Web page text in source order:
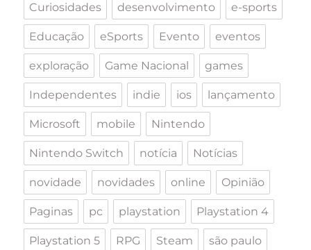
Curiosidades desenvolvimento e-sports
Educação eSports Evento eventos
exploração Game Nacional games
Independentes indie ios lançamento
Microsoft mobile Nintendo
Nintendo Switch notícia Notícias
novidade novidades online Opinião
Paginas pc playstation Playstation 4
Playstation 5 RPG Steam são paulo